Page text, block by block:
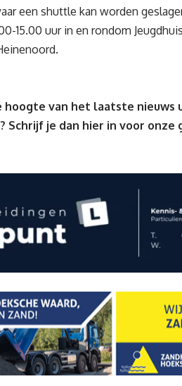
een shuttle kan worden
15.00 uur in en rondom
hoogte van het laatste nieuws
Schrijf je dan hier in voor onze